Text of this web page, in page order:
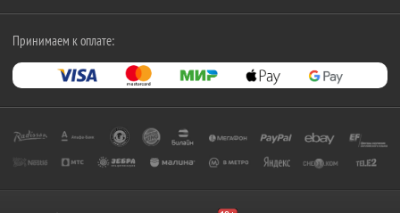
Принимаем к оплате: